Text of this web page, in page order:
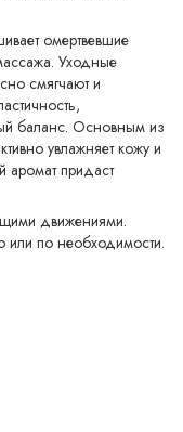
омертвевшие
Уходные
смягчают и
баланс. Основным из
увлажняет кожу и
аромат придаст
движениями.
по необходимости.